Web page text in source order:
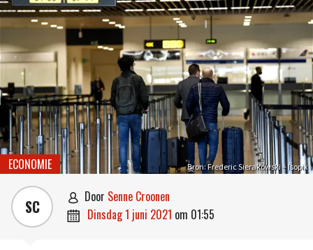
Bron: Frederic Sierakowski – Isopix
ECONOMIE
SC  door Senne Croonen
 dinsdag 1 juni 2021 om 01:55